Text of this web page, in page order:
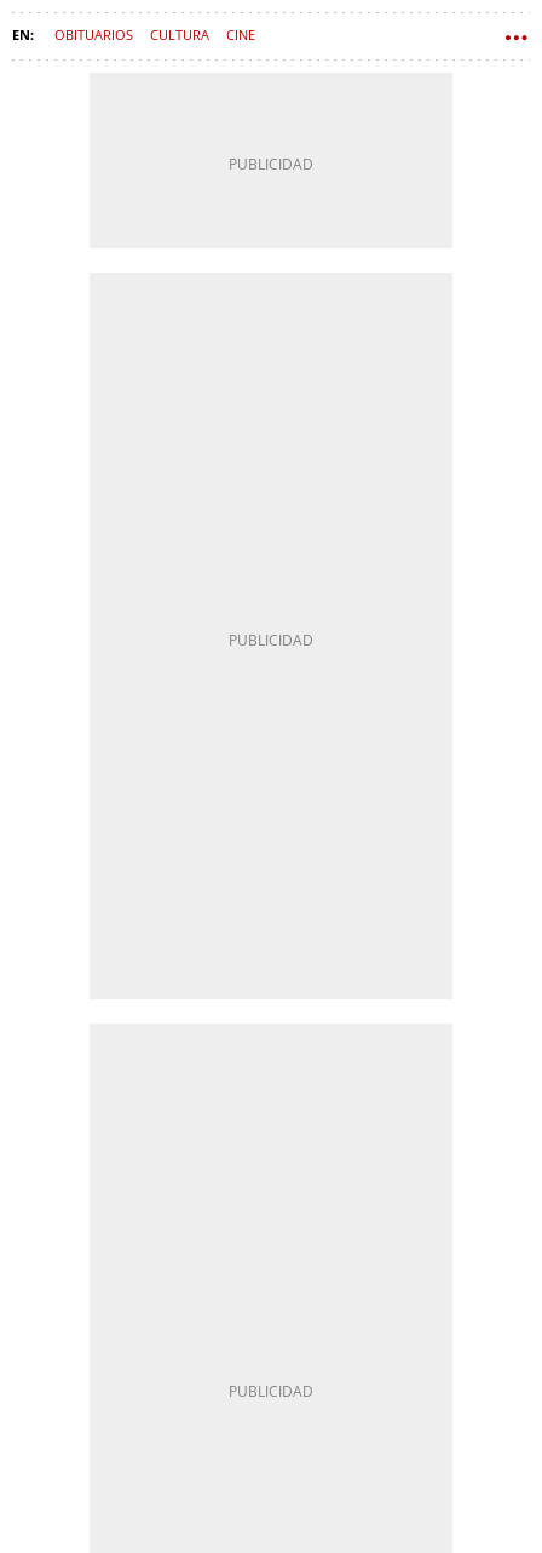
OBITUARIOS CULTURA CINE